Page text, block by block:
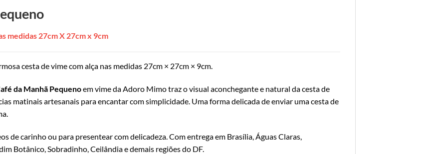
medidas 27cm X 27cm x 9cm
cesta de vime com alça nas medidas 27cm × 27cm × 9cm.
da Manhã Pequenoem vime da Adoro Mimo traz o visual aconchegante e natural da cesta de
matinais artesanais para encantar com simplicidade. Uma forma delicada de enviar uma cesta de
de carinho ou para presentear com delicadeza. Com entrega em Brasília, Águas Claras,
Botânico, Sobradinho, Ceilândia e demais regiões do DF.